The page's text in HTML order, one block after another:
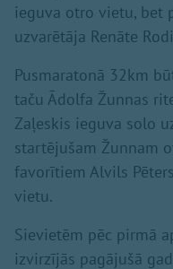
ieguva otro vietu, bet
uzvarētāja Renāte
Pusmaratonā 32km
taču Ādolfa Žunnas
Zaļeskis ieguva solo
startējušam Žunnam
favorītiem Alvils
vietu.
Sievietēm pēc pirmā
izvirzījās pagājušā